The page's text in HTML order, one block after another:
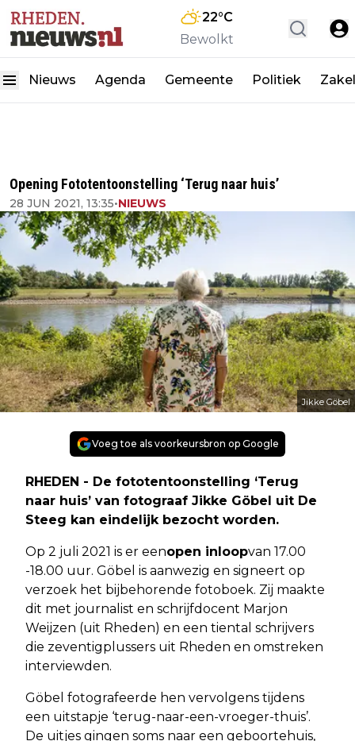
22°C
Bewolkt
Nieuws Agenda Gemeente Politiek
Opening Fototentoonstelling ‘Terug naar huis’
28 JUN 2021, 13:35•NIEUWS
Jikke Göbel
Voeg toe als voorkeursbron op Google
RHEDEN - De fototentoonstelling ‘Terug
naar huis’ van fotograaf Jikke Göbel uit De
Steeg kan eindelijk bezocht worden.
Op 2 juli 2021 is er eenopen inloopvan 17.00
-18.00 uur. Göbel is aanwezig en signeert op
verzoek het bijbehorende fotoboek. Zij maakte
dit met journalist en schrijfdocent Marjon
Weijzen (uit Rheden) en een tiental schrijvers
die zeventigplussers uit Rheden en omstreken
interviewden.
Göbel fotografeerde hen vervolgens tijdens
een uitstapje ‘terug-naar-een-vroeger-thuis’.
De uitjes gingen soms naar een geboortehuis,